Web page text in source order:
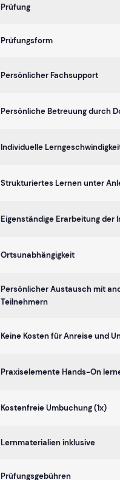
Prüfung
Prüfungsform
Persönlicher Fachsupport
Persönliche Betreuung durch
Individuelle
Strukturiertes Lernen unter
Eigenständige Erarbeitung der
Ortsunabhängigkeit
Persönlicher Austausch mit
Teilnehmern
Keine Kosten für Anreise und
Praxiselemente Hands-On
Kostenfreie Umbuchung (1x)
Lernmaterialien inklusive
Prüfungsgebühren